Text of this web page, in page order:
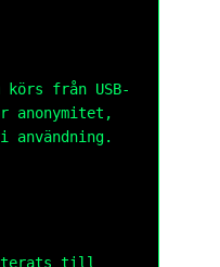
från USB-
anonymitet,
till